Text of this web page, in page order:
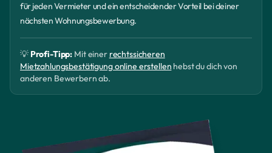
für jeden Vermieter und ein entscheidender Vorteil bei deiner
nächsten Wohnungsbewerbung.
💡 Profi-Tipp: Mit einer rechtssicheren
Mietzahlungsbestätigung online erstellen hebst du dich von
anderen Bewerbern ab.